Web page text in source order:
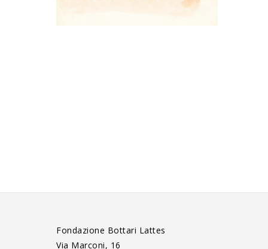
Fondazione Bottari Lattes
Via Marconi, 16